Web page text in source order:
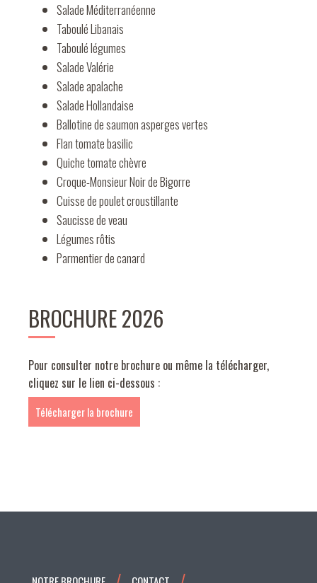
Salade Méditerranéenne
Taboulé Libanais
Taboulé légumes
Salade Valérie
Salade apalache
Salade Hollandaise
Ballotine de saumon asperges vertes
Flan tomate basilic
Quiche tomate chèvre
Croque-Monsieur Noir de Bigorre
Cuisse de poulet croustillante
Saucisse de veau
Légumes rôtis
Parmentier de canard
BROCHURE 2026
Pour consulter notre brochure ou même la télécharger,
cliquez sur le lien ci-dessous :
Télécharger la brochure